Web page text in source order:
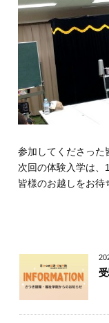
幅広い学び
自信が付けら
個別指導
参加してくださった
次回の体験入学は、
皆様のお越しをお待